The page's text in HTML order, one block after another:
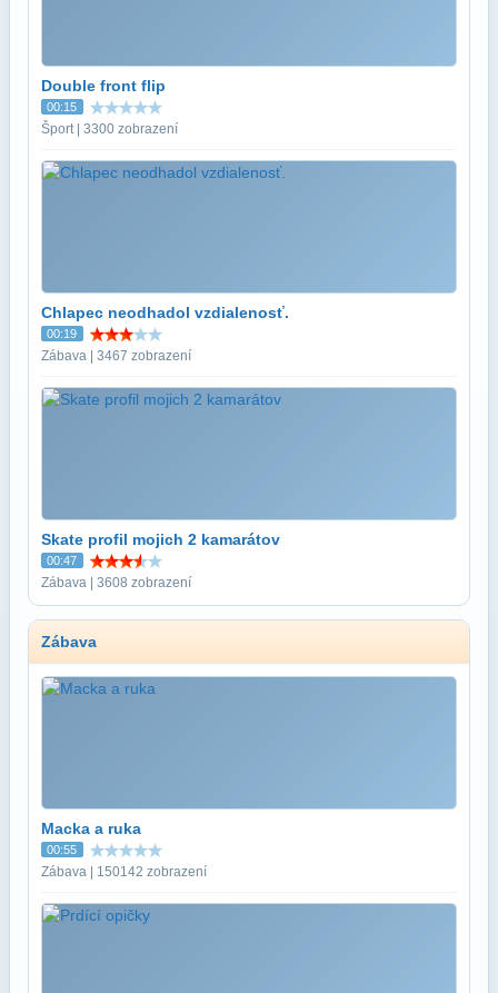
Double front flip
00:15
Šport | 3300 zobrazení
Chlapec neodhadol vzdialenosť.
00:19
Zábava | 3467 zobrazení
Skate profil mojich 2 kamarátov
00:47
Zábava | 3608 zobrazení
Zábava
Macka a ruka
00:55
Zábava | 150142 zobrazení